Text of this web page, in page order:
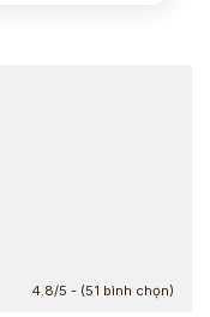
4.8/5 - (51 bình chọn)